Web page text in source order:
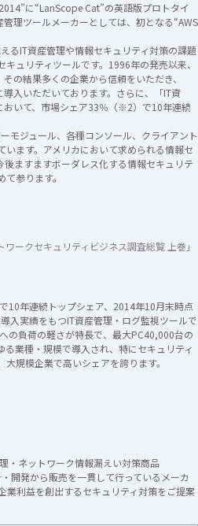
に“LanScope Cat”の英語版プロトタイ
理ツールメーカーとしては、初となる“AWS
るIT資産管理や情報セキュリティ対策の課題
ュリティツールです。1996年の発売以来、
の結果多くの企業から信頼をいただき、
入いただいております。さらに、「IT資
おいて、市場シェア33％（※2）で10年連続
モジュール、各種コンソール、クライアント
ます。アメリカにおいて求められる情報セ
ますますボーダレス化する情報セキュリテ
参ります。
ークセキュリティビジネス調査総覧 上巻」
10年連続トップシェア、2014年10月末時点
入実績をもつIT資産管理・ログ監視ツールで
の負荷の軽さが特長で、最大PC40,000台の
業種・規模で導入され、特にセキュリティ
規模企業で高いシェアを誇ります。
・ネットワーク情報漏えい対策商品
開発から販売を一貫して行っているメーカ
業利益を創出するセキュリティ対策をご提案